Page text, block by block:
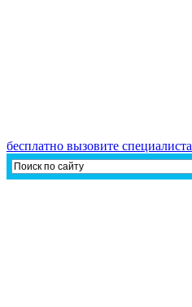
бесплатно вызовите специалиста